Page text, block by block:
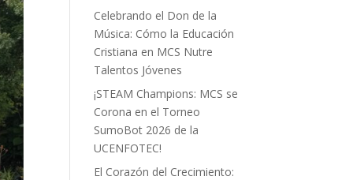
Celebrando el Don de la
Música: Cómo la Educación
Cristiana en MCS Nutre
Talentos Jóvenes
¡STEAM Champions: MCS se
Corona en el Torneo
SumoBot 2026 de la
UCENFOTEC!
El Corazón del Crecimiento: